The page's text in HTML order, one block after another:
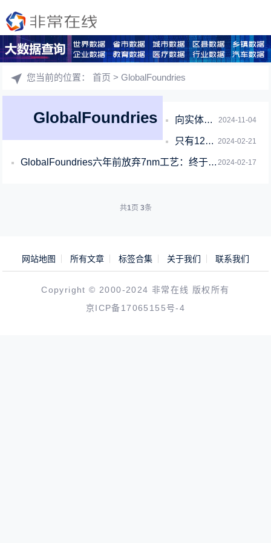
您当前的位置：首页 > GlobalFoundries
GlobalFoundries 2024-11-04
向实体名单企业供应1700万美元晶圆：格芯被美国罚款50万美元
2024-02-21
只有12nn工艺！GlobalFoundries拿到美国政府151亿元补贴
2024-02-17
GlobalFoundries六年前放弃7nm工艺：终于自食恶果
共1页 3条
网站地图 所有文章 标签合集 关于我们 联系我们
Copyright © 2000-2024 非常在线 版权所有
京ICP备17065155号-4